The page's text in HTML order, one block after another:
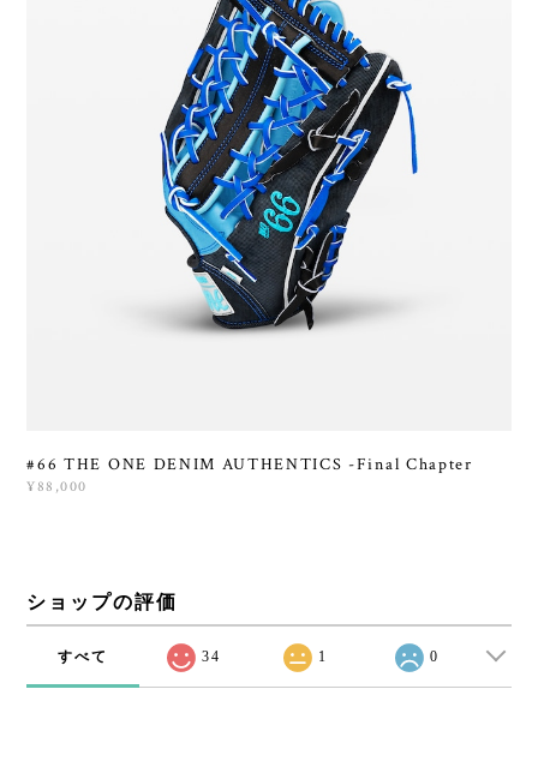
#66 THE ONE DENIM AUTHENTICS -Final Chapter
¥88,000
ショップの評価
すべて 34 1 0